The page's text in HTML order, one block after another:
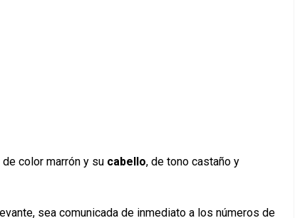
de color marrón y su cabello, de tono castaño y
sea comunicada de inmediato a los números de